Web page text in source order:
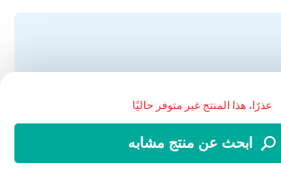
عذرًا، هذا المنتج غير متوفر حاليًا
ابحث عن منتج مشابه